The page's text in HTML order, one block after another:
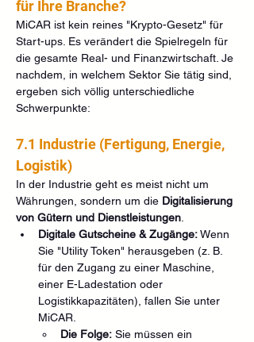
für Ihre Branche?
MiCAR ist kein reines "Krypto-Gesetz" für
Start-ups. Es verändert die Spielregeln für
die gesamte Real- und Finanzwirtschaft. Je
nachdem, in welchem Sektor Sie tätig sind,
ergeben sich völlig unterschiedliche
Schwerpunkte:
7.1 Industrie (Fertigung, Energie,
Logistik)
In der Industrie geht es meist nicht um
Währungen, sondern um die Digitalisierung
von Gütern und Dienstleistungen
Digitale Gutscheine & Zugänge: Wenn
Sie "Utility Token" herausgeben (z. B.
für den Zugang zu einer Maschine,
einer E-Ladestation oder
Logistikkapazitäten), fallen Sie unter
MiCAR.
Die Folge: Sie müssen ein